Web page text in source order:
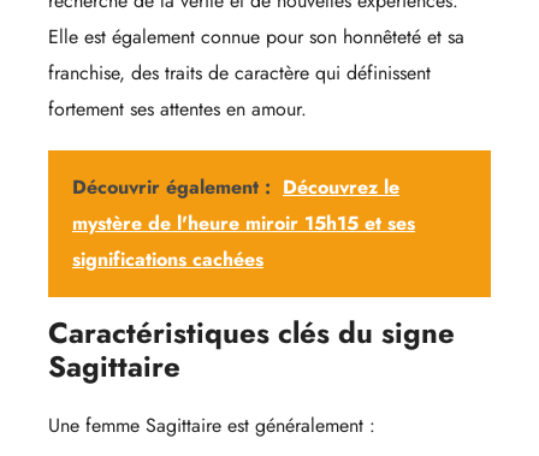
Elle est également connue pour son honnêteté et sa
franchise, des traits de caractère qui définissent
fortement ses attentes en amour.
Découvrir également : Découvrez le
mystère de l'heure miroir 15h15 et ses
significations cachées
Caractéristiques clés du signe
Sagittaire
Une femme Sagittaire est généralement :